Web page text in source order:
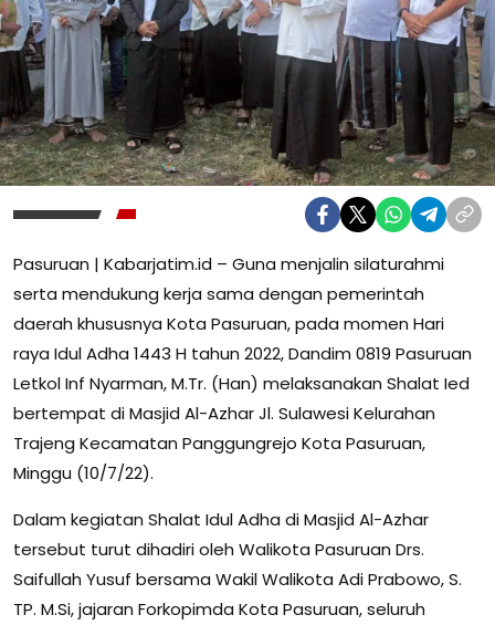
Pasuruan | Kabarjatim.id – Guna menjalin silaturahmi
serta mendukung kerja sama dengan pemerintah
daerah khususnya Kota Pasuruan, pada momen Hari
raya Idul Adha 1443 H tahun 2022, Dandim 0819 Pasuruan
Letkol Inf Nyarman, M.Tr. (Han) melaksanakan Shalat Ied
bertempat di Masjid Al-Azhar Jl. Sulawesi Kelurahan
Trajeng Kecamatan Panggungrejo Kota Pasuruan,
Minggu (10/7/22).
Dalam kegiatan Shalat Idul Adha di Masjid Al-Azhar
tersebut turut dihadiri oleh Walikota Pasuruan Drs.
Saifullah Yusuf bersama Wakil Walikota Adi Prabowo, S.
TP. M.Si, jajaran Forkopimda Kota Pasuruan, seluruh